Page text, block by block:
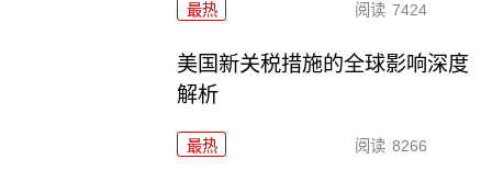
最热 阅读 7424
美国新关税措施的全球影响深度
解析
最热 阅读 8266